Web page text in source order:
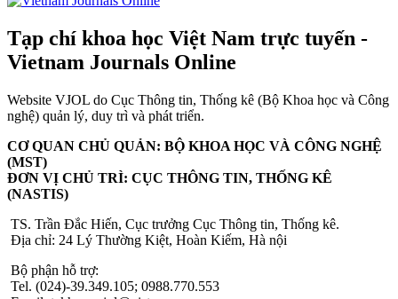
Tạp chí khoa học Việt Nam trực tuyến -
Vietnam Journals Online
Website VJOL do Cục Thông tin, Thống kê (Bộ Khoa học và Công
nghệ) quản lý, duy trì và phát triển.
CƠ QUAN CHỦ QUẢN: BỘ KHOA HỌC VÀ CÔNG NGHỆ
(MST)
ĐƠN VỊ CHỦ TRÌ: CỤC THÔNG TIN, THỐNG KÊ
(NASTIS)
TS. Trần Đắc Hiến, Cục trưởng Cục Thông tin, Thống kê.
Địa chỉ: 24 Lý Thường Kiệt, Hoàn Kiếm, Hà nội
Bộ phận hỗ trợ:
Tel. (024)-39.349.105; 0988.770.553